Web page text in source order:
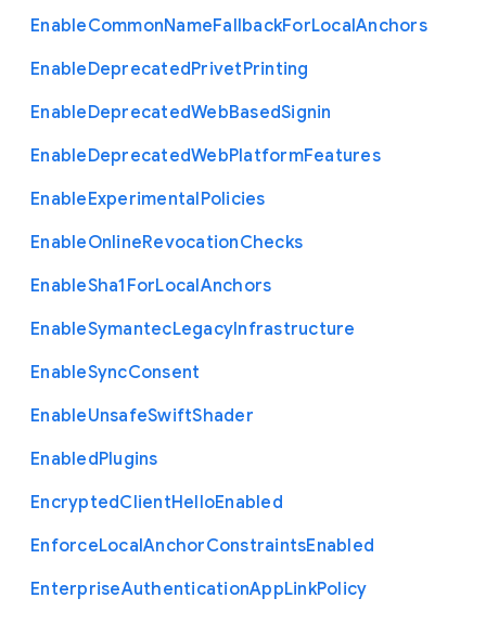
EnableCommonNameFallbackForLocalAnchors
EnableDeprecatedPrivetPrinting
EnableDeprecatedWebBasedSignin
EnableDeprecatedWebPlatformFeatures
EnableExperimentalPolicies
EnableOnlineRevocationChecks
EnableSha1 ForLocalAnchors
EnableSymantecLegacyInfrastructure
EnableSyncConsent
EnableUnsafeSwiftShader
EnabledPlugins
EncryptedClientHelloEnabled
EnforceLocalAnchorConstraintsEnabled
EnterpriseAuthenticationAppLinkPolicy